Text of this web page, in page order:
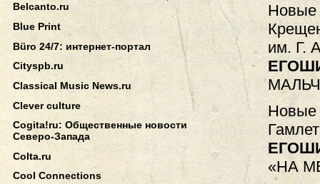
Новые
им. Г.
Новые
«НА
Belcanto.ru
Blue Print
Büro 24/7: интернет-портал
Cityspb.ru
Classical Music News.ru
Clever culture
Cogita!ru: Общественные новости
Северо-Запада
Colta.ru
Cool Connections